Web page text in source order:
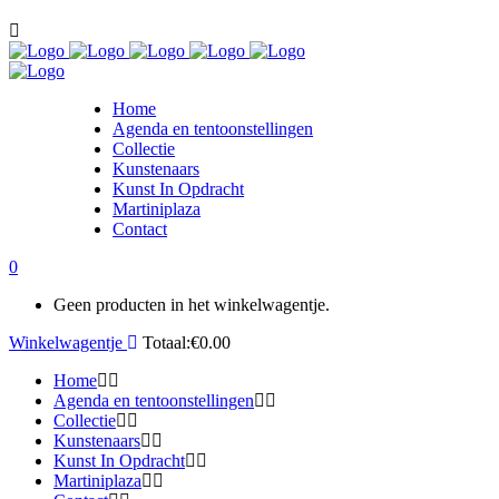
Home
Agenda en tentoonstellingen
Collectie
Kunstenaars
Kunst In Opdracht
Martiniplaza
Contact
0
Geen producten in het winkelwagentje.
Winkelwagentje
Totaal:€0.00
Home
Agenda en tentoonstellingen
Collectie
Kunstenaars
Kunst In Opdracht
Martiniplaza